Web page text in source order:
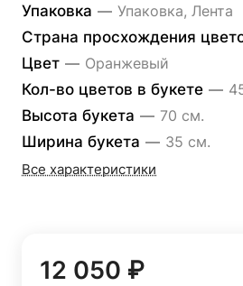
Упаковка — Упаковка, Лента
Страна просхождения
Цвет — Оранжевый
Кол-во цветов в букете —
Высота букета — 70 см.
Ширина букета — 35 см.
Все характеристики
12 050 ₽